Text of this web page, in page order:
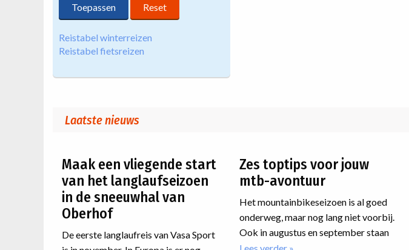
Reistabel winterreizen
Reistabel fietsreizen
Laatste nieuws
Maak een vliegende start
van het langlaufseizoen
in de sneeuwhal van
Oberhof
De eerste langlaufreis van Vasa Sport
Zes toptips voor jouw
mtb-avontuur
Het mountainbikeseizoen is al goed
onderweg, maar nog lang niet voorbij.
Ook in augustus en september staan
er nog een paar hele mooie